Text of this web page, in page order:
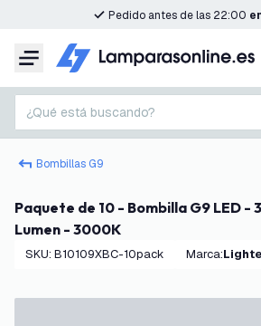
Pedido antes de las 22:00
Menú
¿Qué está buscando?
Bombillas G9
Paquete de 10 - Bombilla G9 LED - 3.8 Watt - 470
Lumen - 3000K
SKU: B10109XBC-10pack Marca: